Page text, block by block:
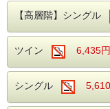
表示
6,435
ぜひ
くださ
【高層階】シングル
ツイン 6,435
シングル